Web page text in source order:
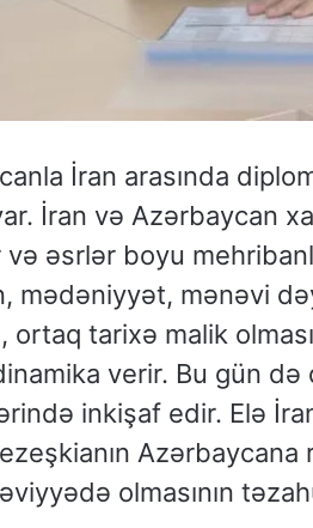
İran arasında
İran və Azərbaycan
və əsrlər boyu
mədəniyyət, mənəvi
ortaq tarixə malik
verir. Bu gün
inkişaf edir. Elə
olmasının